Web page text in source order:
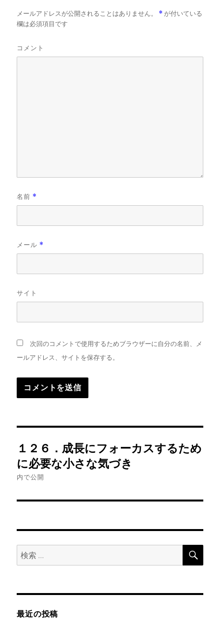
メールアドレスが公開されることはありません。 * が付いている
欄は必須項目です
コメント
名前 *
メール *
サイト
次回のコメントで使用するためブラウザーに自分の名前、メ
ールアドレス、サイトを保存する。
稿
ナ
ビ
シ
１２６．成長にフォーカスするため
に必要な小さな気づき
内で公開
検
索:
検
最近の投稿